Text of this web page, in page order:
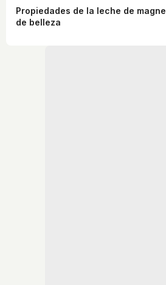
Propiedades de la leche de
de belleza